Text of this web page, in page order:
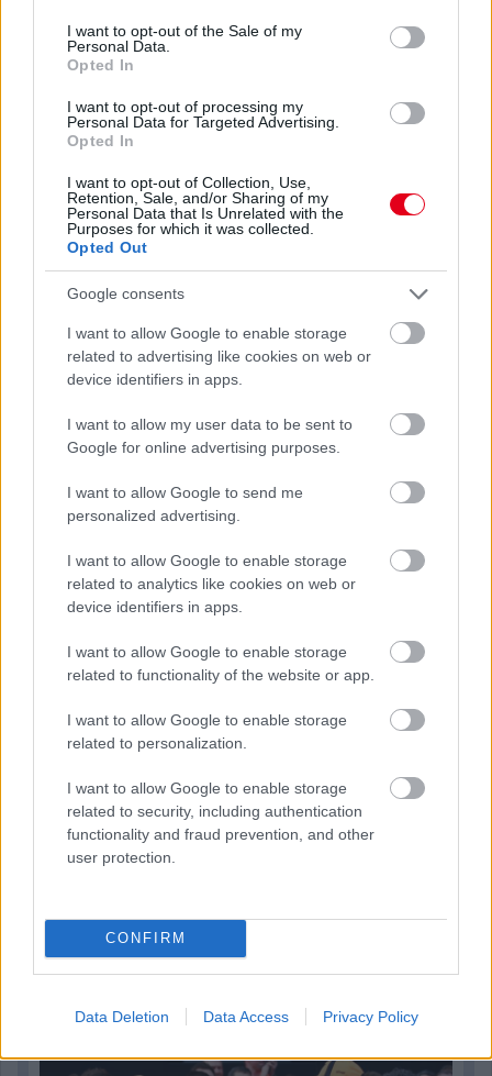
consent section.
I want to opt-out of the Sale of my
Personal Data.
Opted In
I want to opt-out of processing my
Personal Data for Targeted Advertising.
Opted In
I want to opt-out of Collection, Use,
Retention, Sale, and/or Sharing of my
Personal Data that Is Unrelated with the
Purposes for which it was collected.
Opted Out
Google consents
I want to allow Google to enable storage
related to advertising like cookies on web or
device identifiers in apps.
I want to allow my user data to be sent to
Google for online advertising purposes.
I want to allow Google to send me
personalized advertising.
I want to allow Google to enable storage
related to analytics like cookies on web or
device identifiers in apps.
I want to allow Google to enable storage
related to functionality of the website or app.
I want to allow Google to enable storage
related to personalization.
I want to allow Google to enable storage
related to security, including authentication
functionality and fraud prevention, and other
user protection.
CONFIRM
Data Deletion Data Access Privacy Policy
18 órája
Eljegyezte kedvesét George Russell
22 órája
Domenicali: Több sprint lesz az F1-ben – de nem
mindenhol
„Lando és Oscar kapcsolata csak még erősebbé vált a